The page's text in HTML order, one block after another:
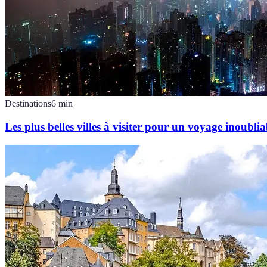
Destinations6 min
Les plus belles villes à visiter pour un voyage